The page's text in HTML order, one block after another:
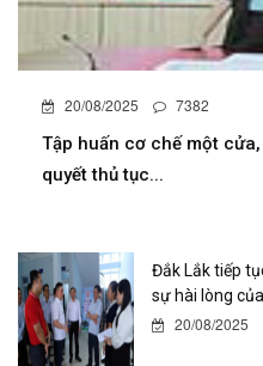
20/08/2025 7382
Tập huấn cơ chế một
quyết thủ tục...
Đắk Lắk tiếp
sự hài lòng
20/08/2025